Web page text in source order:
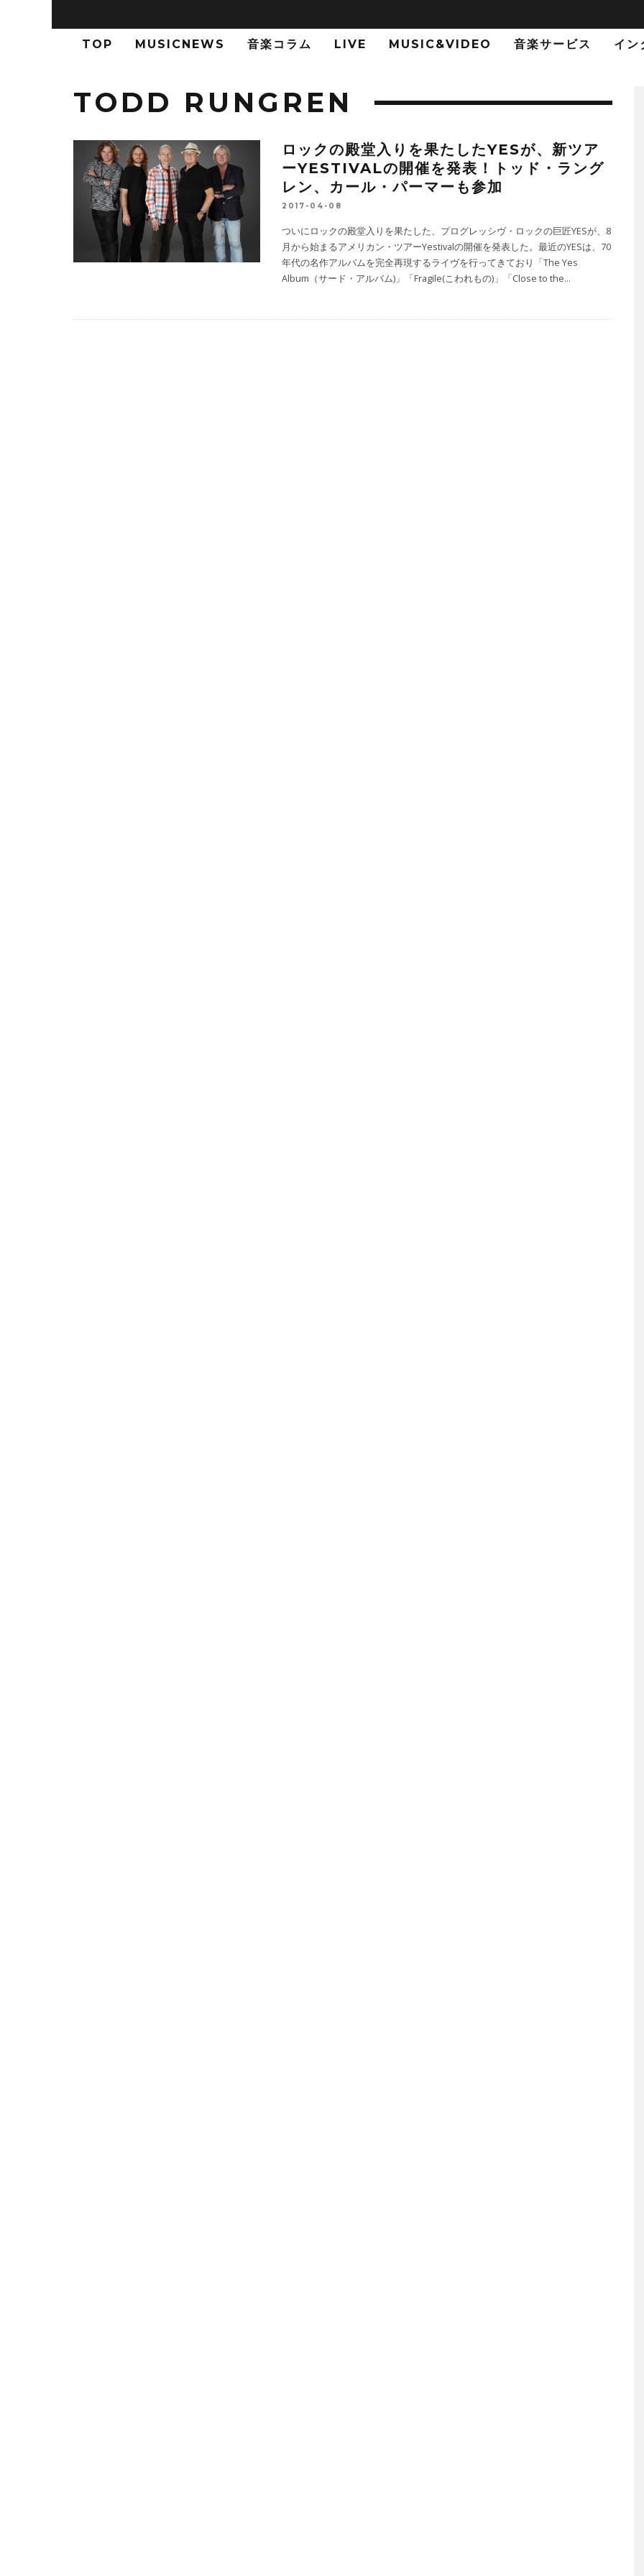
TOP MUSICNEWS 音楽コラム LIVE MUSIC&VIDEO 音楽サービス イン
TODD RUNGREN
ロックの殿堂入りを果たしたYESが、新ツア
ーYESTIVALの開催を発表！トッド・ラング
レン、カール・パーマーも参加
2017-04-08
ついにロックの殿堂入りを果たした、プログレッシヴ・ロックの巨匠YESが、8
月から始まるアメリカン・ツアーYestivalの開催を発表した。最近のYESは、70
年代の名作アルバムを完全再現するライヴを行ってきており「The Yes
Album（サード・アルバム)」「Fragile(こわれもの)」「Close to the...